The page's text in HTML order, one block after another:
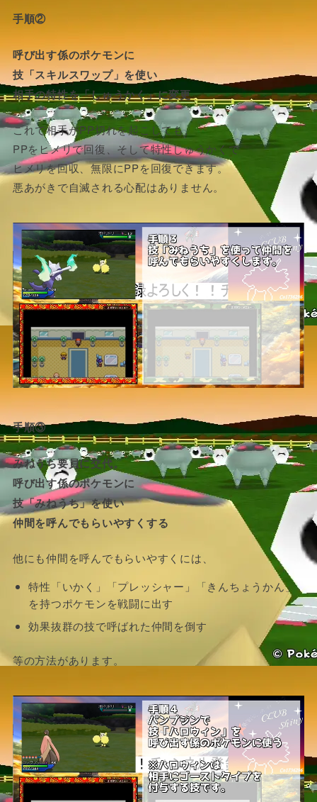
手順②
呼び出す係のポケモンに
技「スキルスワップ」を使い
相手の特性を「しゅうかく」に変更
これで相手がPP切れを起こしても、
PPをヒメリで回復、そして特性しゅうかくで
ヒメリを回収、無限にPPを回復できます。
悪あがきで自滅される心配はありません。
手順③
みねうち要員に交代。
呼び出す係のポケモンに
技「みねうち」を使い
仲間を呼んでもらいやすくする
他にも仲間を呼んでもらいやすくには、
特性「いかく」「プレッシャー」「きんちょうかん」
を持つポケモンを戦闘に出す
効果抜群の技で呼ばれた仲間を倒す
等の方法があります。